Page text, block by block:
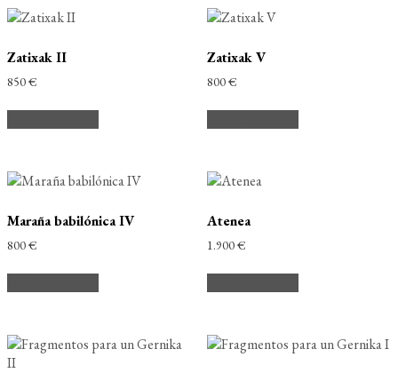
Zatixak II
850€
Zatixak V
800€
Maraña babilónica IV
800€
Atenea
1.900€